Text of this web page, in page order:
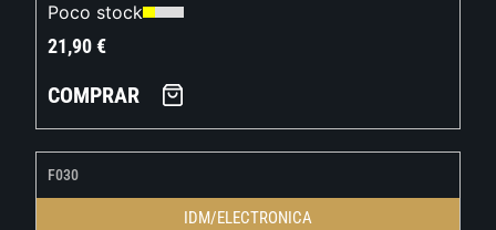
Poco stock
21,90€
COMPRAR
F030
IDM/ELECTRONICA